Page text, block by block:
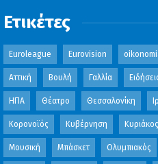
Ετικέτες
Euroleague Eurovision
Αττική Βουλή Γαλλία
ΗΠΑ Θέατρο Θεσσαλονίκη
Κορονοϊός Κυβέρνηση
Μουσική Μπάσκετ Ολυμπιακός